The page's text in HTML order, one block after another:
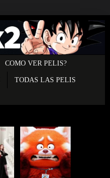
COMO VER PELIS?
TODAS LAS PELIS